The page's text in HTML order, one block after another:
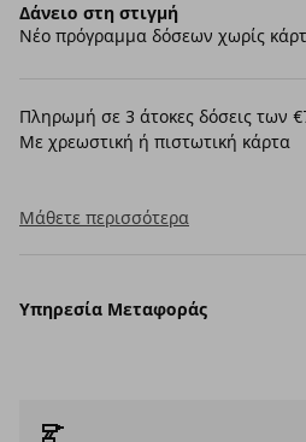
Δάνειο στη στιγμή
Νέο πρόγραμμα δόσεων χωρίς
Πληρωμή σε 3 άτοκες δόσεις των
Με χρεωστική ή πιστωτική κάρτα
Μάθετε περισσότερα
Υπηρεσία Μεταφοράς